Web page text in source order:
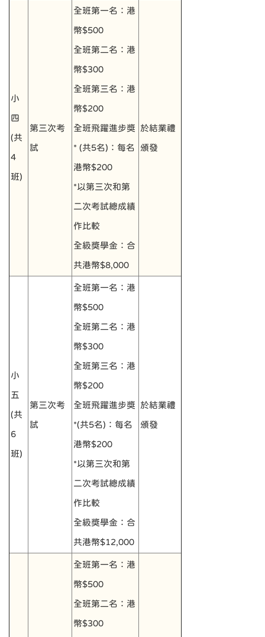
小
四
(共
4
班)
第三次考
試
全班第一名：港
幣$500
全班第二名：港
幣$300
全班第三名：港
幣$200
全班飛躍進步獎
* (共5名)：每名
港幣$200
*以第三次和第
二次考試總成績
作比較
全級獎學金：合
共港幣$8,000
於結業禮
頒發
小
五
(共
6
班)
第三次考
試
全班第一名：港
幣$500
全班第二名：港
幣$300
全班第三名：港
幣$200
全班飛躍進步獎
*(共5名)：每名
港幣$200
*以第三次和第
二次考試總成績
作比較
全級獎學金：合
共港幣$12,000
於結業禮
頒發
全班第一名：港
幣$500
全班第二名：港
幣$300